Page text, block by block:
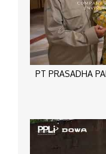
PT PRASADHA